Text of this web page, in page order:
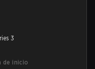
3
de inicio